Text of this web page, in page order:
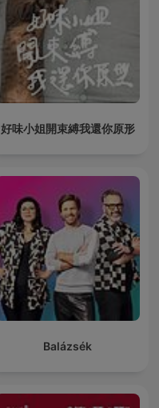
好味小姐開束縛我還你原形
Balázsék